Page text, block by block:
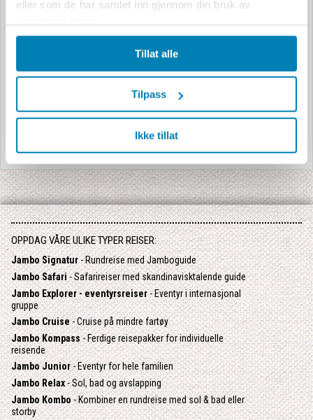
eller som de har samlet inn gjennom din bruk av
Tillat alle
Tilpass
Ikke tillat
OPPDAG VÅRE ULIKE TYPER REISER:
Jambo Signatur- Rundreise med Jamboguide
Jambo Safari- Safarireiser med skandinavisktalende guide
Jambo Explorer - eventyrsreiser- Eventyr i internasjonal
gruppe
Jambo Cruise- Cruise på mindre fartøy
Jambo Kompass- Ferdige reisepakker for individuelle
reisende
Jambo Junior- Eventyr for hele familien
Jambo Relax- Sol, bad og avslapping
Jambo Kombo- Kombiner en rundreise med sol & bad eller
storby